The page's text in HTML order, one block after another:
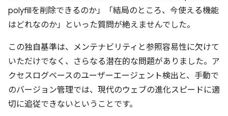
polyfillを削除できるのか」「結局のところ、今使える機能
はどれなのか」といった質問が絶えませんでした。
この独自基準は、メンテナビリティと参照容易性に欠けて
いただけでなく、さらなる潜在的な問題がありました。ア
クセスログベースのユーザーエージェント検出と、手動で
のバージョン管理では、現代のウェブの進化スピードに適
切に追従できないということです。